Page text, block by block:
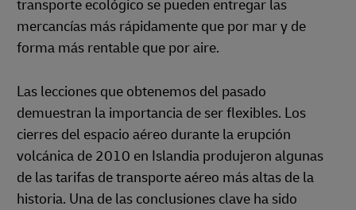
transporte ecológico se pueden entregar las
mercancías más rápidamente que por mar y de
forma más rentable que por aire.
Las lecciones que obtenemos del pasado
demuestran la importancia de ser flexibles. Los
cierres del espacio aéreo durante la erupción
volcánica de 2010 en Islandia produjeron algunas
de las tarifas de transporte aéreo más altas de la
historia. Una de las conclusiones clave ha sido